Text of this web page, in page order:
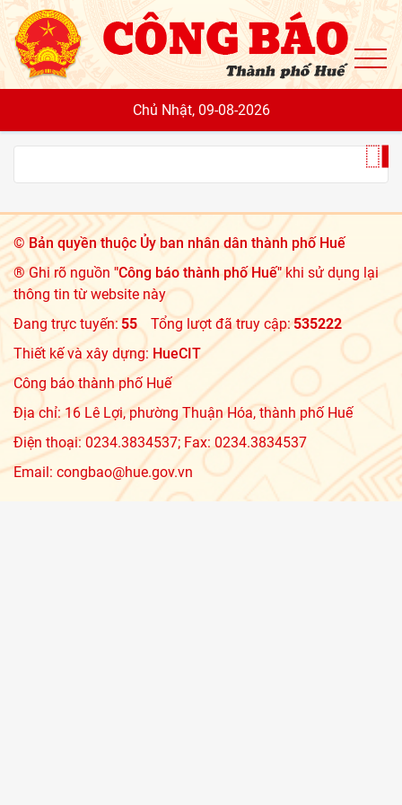
Chủ Nhật, 09-08-2026
©Bản quyền thuộc Ủy ban nhân dân thành phố Huế
® Ghi rõ nguồn "Công báo thành phố Huế"khi sử dụng lại
thông tin từ website này
Đang trực tuyến:55 Tổng lượt đã truy cập:535222
Thiết kế và xây dựng: HueCIT
Công báo thành phố Huế
Địa chỉ: 16 Lê Lợi, phường Thuận Hóa, thành phố Huế
Điện thoại: 0234.3834537; Fax: 0234.3834537
Email: congbao@hue.gov.vn